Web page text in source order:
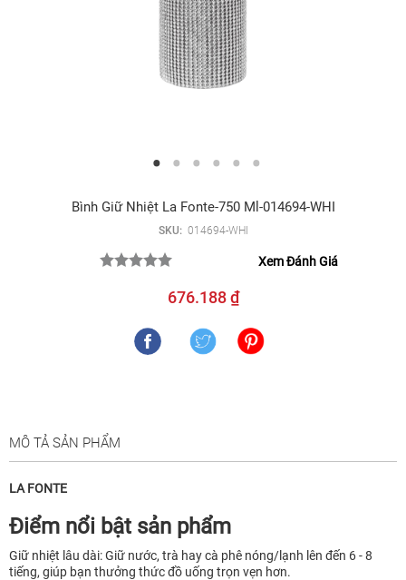
Bình Giữ Nhiệt La Fonte-750 Ml-014694-WHI
SKU: 014694-WHI
Xem Đánh Giá
676.188 ₫
MÔ TẢ SẢN PHẨM
LA FONTE
Điểm nổi bật sản phẩm
Giữ nhiệt lâu dài: Giữ nước, trà hay cà phê nóng/lạnh lên đến 6 - 8
tiếng, giúp bạn thưởng thức đồ uống trọn vẹn hơn.